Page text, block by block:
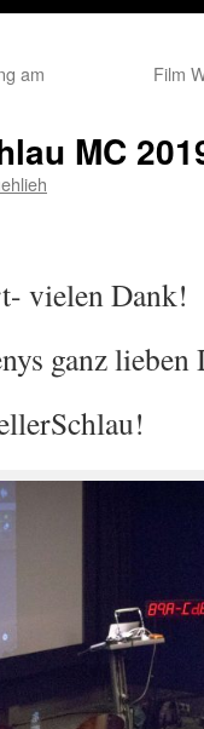
am
Film
MC
vielen Dank!
ganz